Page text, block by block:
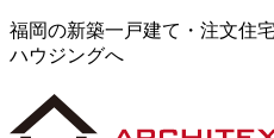
福岡の新築一戸建て・注文住
ハウジングへ